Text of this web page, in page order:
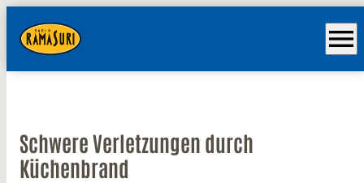
menu
Schwere Verletzungen durch
Küchenbrand